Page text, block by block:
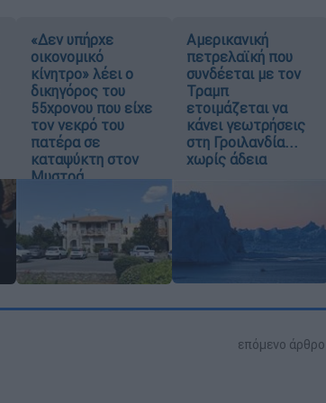
«Δεν υπήρχε
οικονομικό
κίνητρο» λέει ο
δικηγόρος του
55χρονου που είχε
τον νεκρό του
πατέρα σε
καταψύκτη στον
Μυστρά
Αμερικανική
πετρελαϊκή που
συνδέεται με τον
Τραμπ
ετοιμάζεται να
κάνει γεωτρήσεις
στη Γροιλανδία...
χωρίς άδεια
επόμενο